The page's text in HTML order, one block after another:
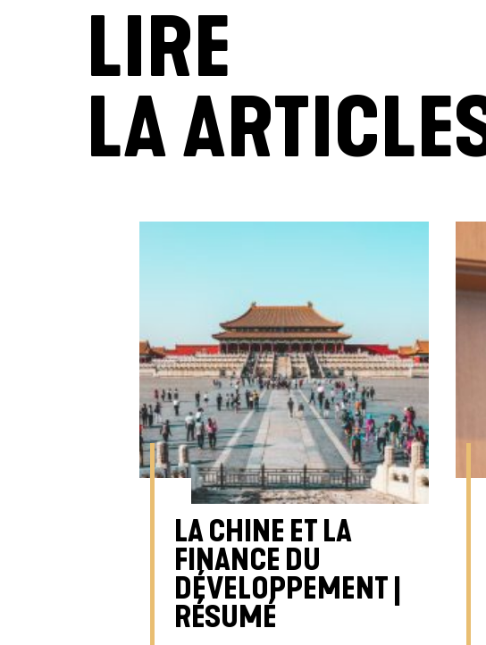
LIRE
LA
LA CHINE ET LA
FINANCE DU
DÉVELOPPEMENT |
RÉSUMÉ